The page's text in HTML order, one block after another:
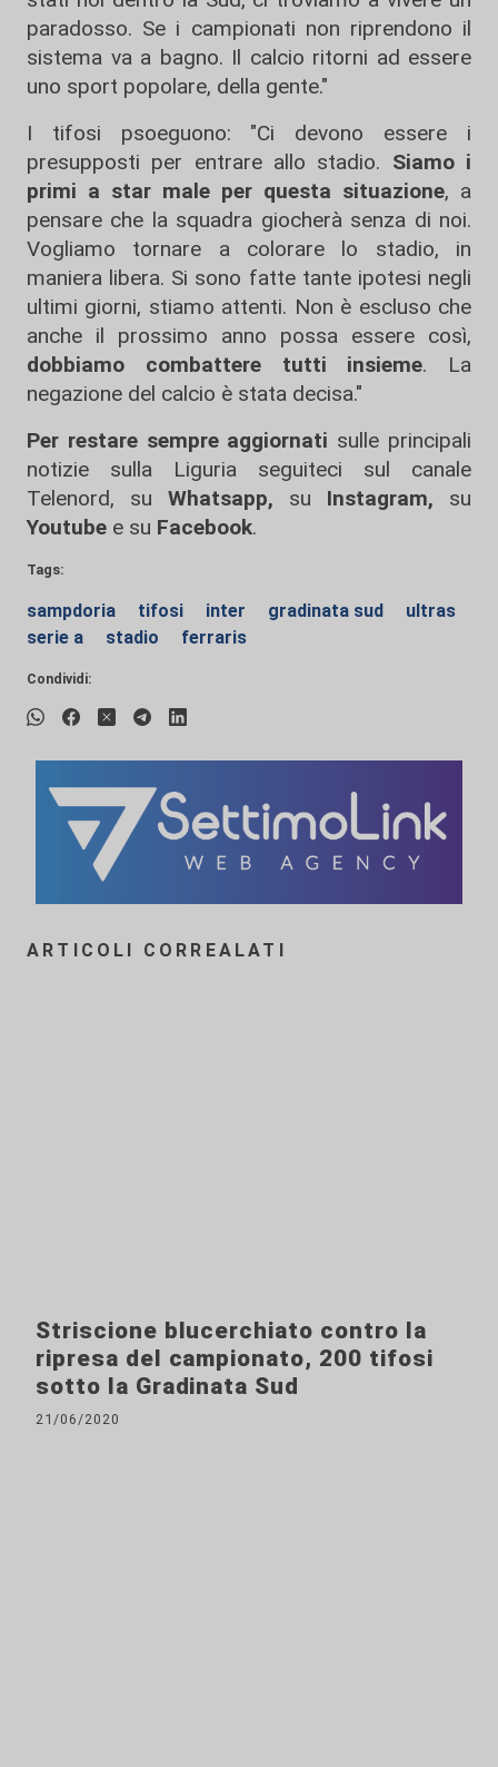
paradosso. Se i campionati non riprendono il
sistema va a bagno. Il calcio ritorni ad essere
uno sport popolare, della gente."
I tifosi psoeguono: "Ci devono essere i
presupposti per entrare allo stadio. Siamo i
primi a star male per questa situazione, a
pensare che la squadra giocherà senza di noi.
Vogliamo tornare a colorare lo stadio, in
maniera libera. Si sono fatte tante ipotesi negli
ultimi giorni, stiamo attenti. Non è escluso che
anche il prossimo anno possa essere così,
dobbiamo combattere tutti insieme. La
negazione del calcio è stata decisa."
Per restare sempre aggiornati sulle principali
notizie sulla Liguria seguiteci sul canale
Telenord, su
Whatsapp, su Instagram, su
Youtube e su Facebook.
Tags:
sampdoria tifosi inter gradinata sud
ultras
serie a
stadio ferraris
Condividi:
ARTICOLI CORREALATI
Striscione blucerchiato contro la
ripresa del campionato, 200 tifosi
sotto la Gradinata Sud
21/06/2020